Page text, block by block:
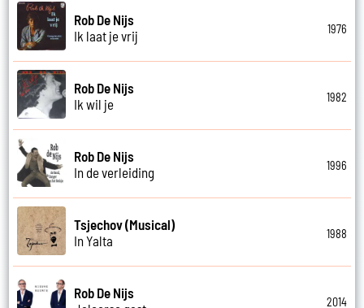
Rob De Nijs
Ik laat je vrij
1976
Rob De Nijs
Ik wil je
1982
Rob De Nijs
In de verleiding
1996
Tsjechov (Musical)
In Yalta
1988
Rob De Nijs
2014